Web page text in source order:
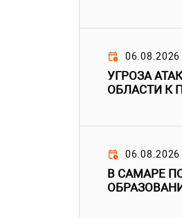
06.08.2026
УГРОЗА
ОБЛАСТИ К
06.08.2026
В САМАРЕ